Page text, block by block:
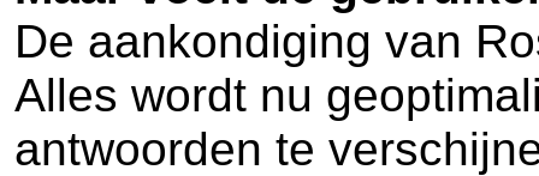
De aankondiging van
Alles wordt nu
antwoorden te